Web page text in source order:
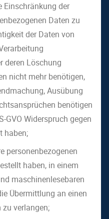
Einschränkung der
Daten zu
der Daten von
deren Löschung
nicht mehr benötigen,
Ausübung
benötigen
GVO Widerspruch gegen
haben;
personenbezogenen
haben, in einem
maschinenlesebaren
Übermittlung an einen
verlangen;